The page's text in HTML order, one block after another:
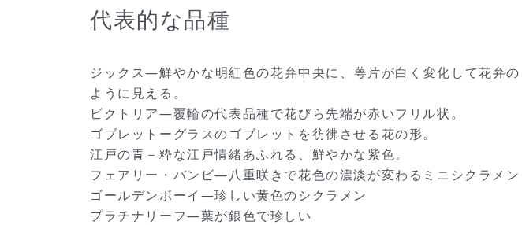
代表的な品種
ジックス―鮮やかな明紅色の花弁中央に、萼片が白く変化して花弁の
ように見える。
ビクトリア―覆輪の代表品種で花びら先端が赤いフリル状。
ゴブレットーグラスのゴブレットを彷彿させる花の形。
江戸の青－粋な江戸情緒あふれる、鮮やかな紫色。
フェアリー・バンビ―八重咲きで花色の濃淡が変わるミニシクラメン
ゴールデンボーイ―珍しい黄色のシクラメン
プラチナリーフ―葉が銀色で珍しい